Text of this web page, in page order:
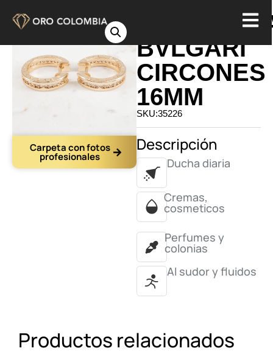
Carpeta con fotos
profesionales
BVLGARI
CIRCONES
16MM
SKU:35226
Descripción
Ducha diaria
Cremas,
cosmeticos
Perfumes y
colonias
Al sudor y fluidos
Productos relacionados